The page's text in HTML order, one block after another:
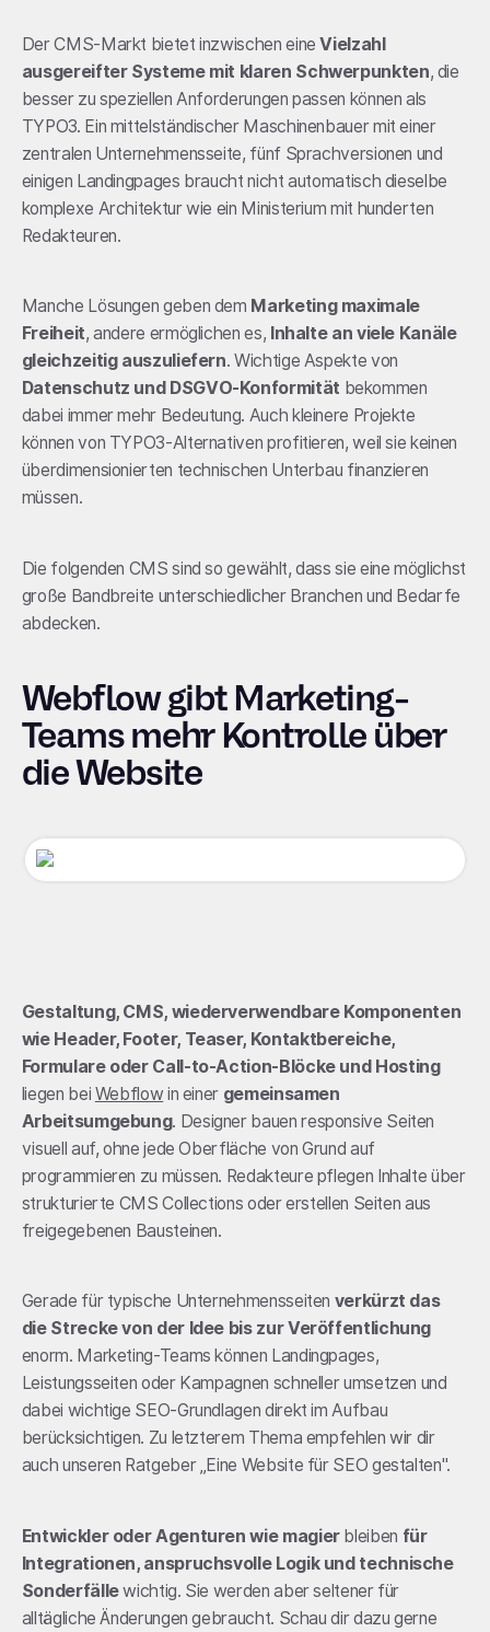
Der CMS-Markt bietet inzwischen eineVielzahl
ausgereifter Systeme mit klaren Schwerpunkten, die
besser zu speziellen Anforderungen passen können als
TYPO3. Ein mittelständischer Maschinenbauer mit einer
zentralen Unternehmensseite, fünf Sprachversionen und
einigen Landingpages braucht nicht automatisch dieselbe
komplexe Architektur wie ein Ministerium mit hunderten
Redakteuren.
Manche Lösungen geben dem Marketing maximale
Freiheit, andere ermöglichen es, Inhalte an viele Kanäle
gleichzeitig auszuliefern. Wichtige Aspekte von
Datenschutz und DSGVO-Konformität bekommen
dabei immer mehr Bedeutung. Auch kleinere Projekte
können von TYPO3-Alternativen profitieren, weil sie keinen
überdimensionierten technischen Unterbau finanzieren
müssen.
Die folgenden CMS sind so gewählt, dass sie eine möglichst
große Bandbreite unterschiedlicher Branchen und Bedarfe
abdecken.
Webflow gibt Marketing-
Teams mehr Kontrolle über
die Website
Gestaltung, CMS, wiederverwendbare Komponenten
wie Header, Footer, Teaser, Kontaktbereiche,
Formulare oder Call-to-Action-Blöcke und Hosting
liegen bei Webflow in einer gemeinsamen
Arbeitsumgebung. Designer bauen responsive Seiten
visuell auf, ohne jede Oberfläche von Grund auf
programmieren zu müssen. Redakteure pflegen Inhalte über
strukturierte CMS Collections oder erstellen Seiten aus
freigegebenen Bausteinen.
Gerade für typische Unternehmensseiten verkürzt das
die Strecke von der Idee bis zur Veröffentlichung
enorm. Marketing-Teams können Landingpages,
Leistungsseiten oder Kampagnen schneller umsetzen und
dabei wichtige SEO-Grundlagen direkt im Aufbau
berücksichtigen. Zu letzterem Thema empfehlen wir dir
auch unseren Ratgeber „Eine Website für SEO gestalten".
Entwickler oder Agenturen wie magierbleiben für
Integrationen, anspruchsvolle Logik und technische
Sonderfällewichtig. Sie werden aber seltener für
alltägliche Änderungen gebraucht. Schau dir dazu gerne